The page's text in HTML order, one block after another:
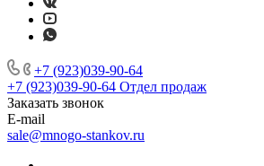
+7 (923)039-90-64
+7 (923)039-90-64 Отдел продаж
Заказать звонок
E-mail
sale@mnogo-stankov.ru